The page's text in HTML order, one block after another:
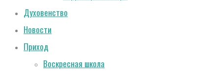
Духовенство
Новости
Приход
Воскресная школа